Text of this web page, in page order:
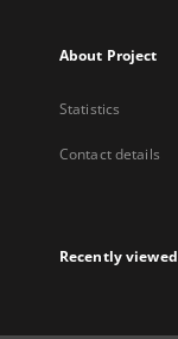
About Project
Statistics
Contact details
Recently viewed